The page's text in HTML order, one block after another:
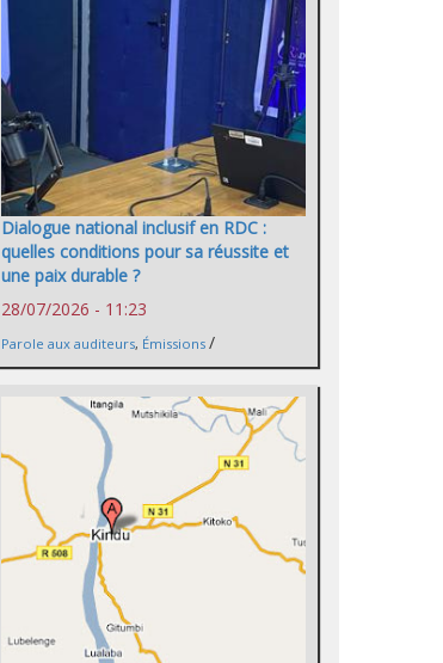
Dialogue national inclusif en RDC :
quelles conditions pour sa réussite et
une paix durable ?
28/07/2026 - 11:23
Parole aux auditeurs, Émissions /